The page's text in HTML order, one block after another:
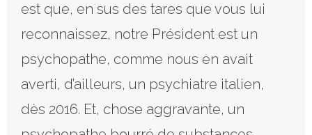
est que, en sus des tares que vous lui
reconnaissez, notre Président est un
psychopathe, comme nous en avait
averti, d’ailleurs, un psychiatre italien,
dès 2016. Et, chose aggravante, un